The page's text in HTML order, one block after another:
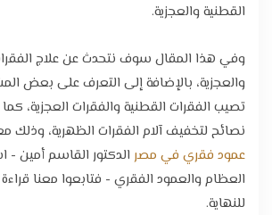
القطنية والعجزية.
وفي هذا المقال سوف نتحدث عن علاج
والعجزية، بالإضافة إلى التعرف على بعض
تصيب الفقرات القطنية والفقرات العجزية،
نصائح لتخفيف آلام الفقرات الظهرية، وذلك
عمود فقري في مصر الدكتور القاسم أمين -
العظام والعمود الفقري - فتابعوا معنا
للنهاية.